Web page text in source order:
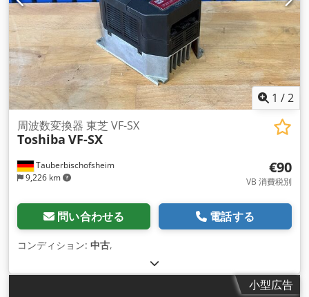
1 /2
Tauberbischofsheim
9,226 km
周波数変換器 東芝 VF-SX
Toshiba VF-SX
€90
VB 消費税別
問い合わせる 電話する
コンディション: 中古,
小型広告